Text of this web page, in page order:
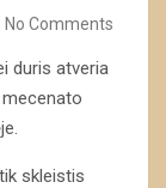
No Comments
duris atveria
skleistis